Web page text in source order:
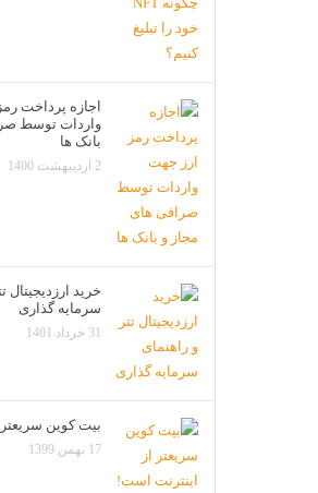
اجازه پرداخت
واردات توسط
بانک ها
2 اردیبهشت 1400
خرید ارزدیجیتال
سرمایه گذاری
31 خرداد 1401
بیت کوین
17 بهمن 1399